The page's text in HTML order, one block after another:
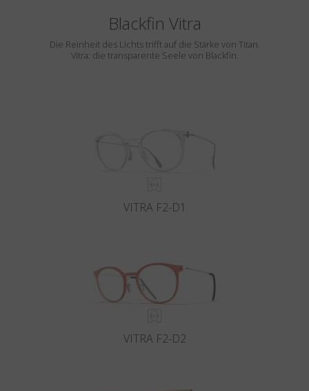
Blackfin Vitra
Die Reinheit des Lichts trifft auf die Stärke von Titan.
Vitra: die transparente Seele von Blackfin.
VITRA F2-D1
VITRA F2-D2